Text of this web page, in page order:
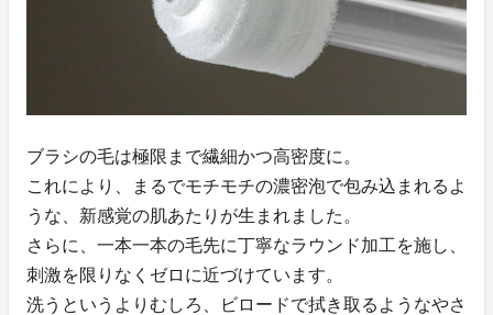
ブラシの毛は極限まで繊細かつ高密度に。
これにより、まるでモチモチの濃密泡で包み込まれるよ
うな、新感覚の肌あたりが生まれました。
さらに、一本一本の毛先に丁寧なラウンド加工を施し、
刺激を限りなくゼロに近づけています。
洗うというよりむしろ、ビロードで拭き取るようなやさ